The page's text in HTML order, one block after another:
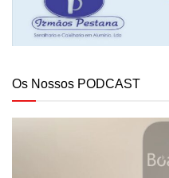
Os Nossos PODCAST